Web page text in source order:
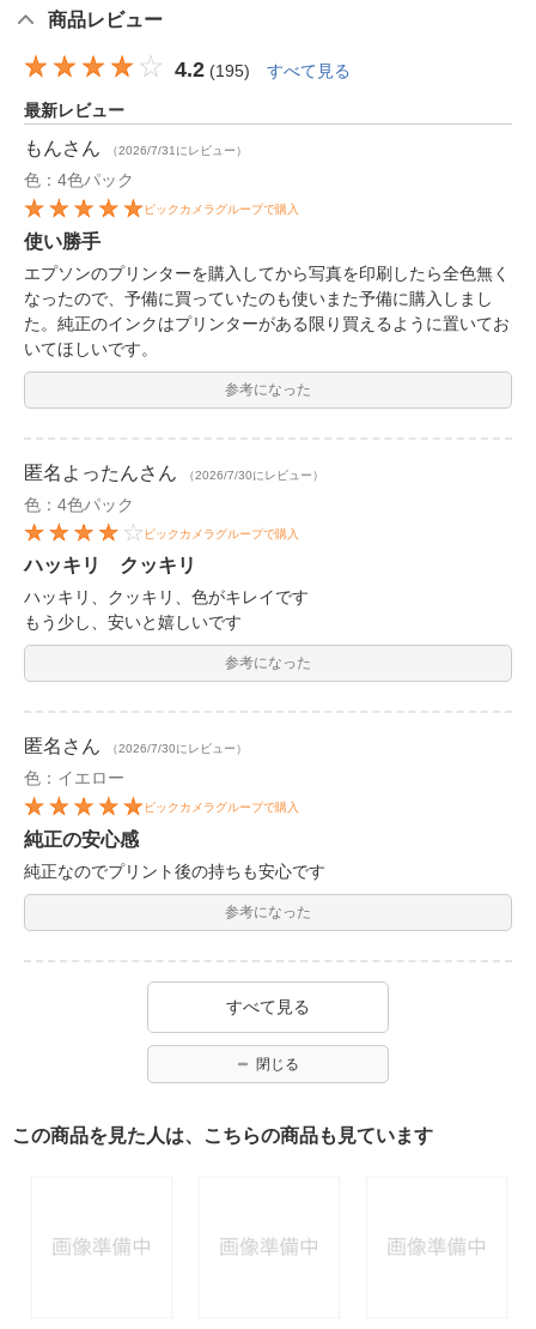
商品レビュー
4.2 (195) すべて見る
最新レビュー
もんさん （2026/7/31にレビュー）
色：4色パック
ビックカメラグループで購入
使い勝手
エプソンのプリンターを購入してから写真を印刷したら全色無く
なったので、予備に買っていたのも使いまた予備に購入しまし
た。純正のインクはプリンターがある限り買えるように置いてお
いてほしいです。
参考になった
匿名よったんさん （2026/7/30にレビュー）
色：4色パック
ビックカメラグループで購入
ハッキリ クッキリ
ハッキリ、クッキリ、色がキレイです
もう少し、安いと嬉しいです
参考になった
匿名 さん （2026/7/30にレビュー）
色：イエロー
ビックカメラグループで購入
純正の安心感
純正なのでプリント後の持ちも安心です
参考になった
すべて見る
閉じる
この商品を見た人は、こちらの商品も見ています